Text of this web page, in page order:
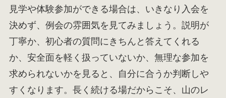
見学や体験参加ができる場合は、いきなり入会を
決めず、例会の雰囲気を見てみましょう。説明が
丁寧か、初心者の質問にきちんと答えてくれる
か、安全面を軽く扱っていないか、無理な参加を
求められないかを見ると、自分に合うか判断しや
すくなります。長く続ける場だからこそ、山のレ